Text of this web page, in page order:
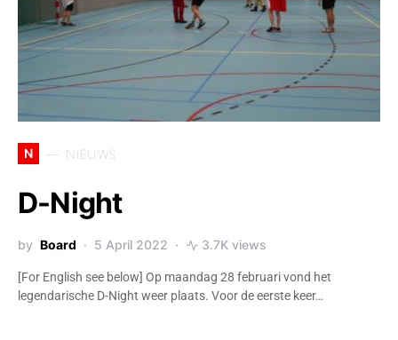
N NIEUWS
D-Night
by Board 5 April 2022 3.7K views
[For English see below] Op maandag 28 februari vond het
legendarische D-Night weer plaats. Voor de eerste keer…